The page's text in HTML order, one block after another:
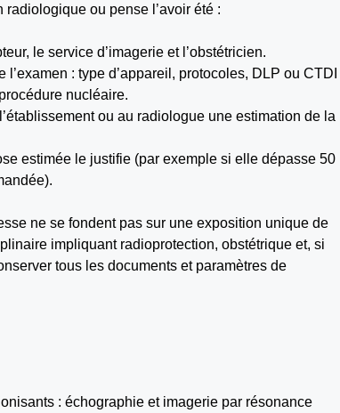
ou pense l’avoir été :
le service d’imagerie et l’obstétricien.
: type d’appareil, protocoles, DLP ou CTDI
nucléaire.
ou au radiologue une estimation de la
estimée le justifie (par exemple si elle dépasse 50
ne se fondent pas sur une exposition unique de
impliquant radioprotection, obstétrique et, si
tous les documents et paramètres de
: échographie et imagerie par résonance